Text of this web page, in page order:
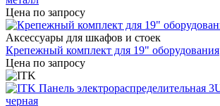
Цена по запросу
Аксессуары для шкафов и стоек
Крепежный комплект для 19" оборудования
Цена по запросу